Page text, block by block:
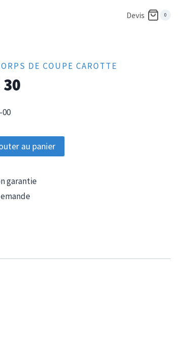
Devis 0
DE COUPE CAROTTE
30
00
au panier
garantie